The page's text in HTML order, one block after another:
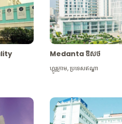
Medanta ឱសថ
ហ្គូរូក្រាម,ប្រទេសឥណ្ឌា